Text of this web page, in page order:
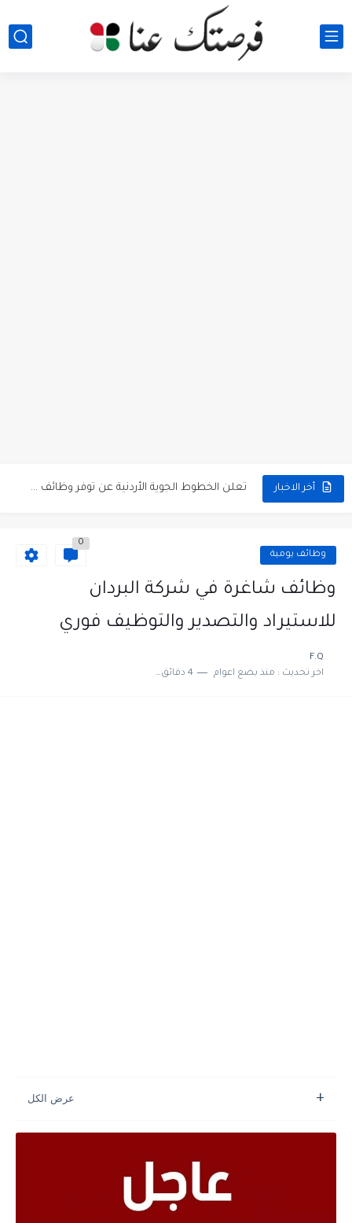
أخر الاخبار تعلن الخطوط الجوية الأردنية عن توفر وظائف شاغرة لمضيفي طيران
مطلوب عامل نظافة عدد 2 بدوام كامل او جزئي في... وظائف يومية
0
وظائف شاغرة في شركة البردان
للاستيراد والتصدير والتوظيف فوري
F.Q
اخر تحديث : منذ بضع اعوام 4 دقائق للقراءة